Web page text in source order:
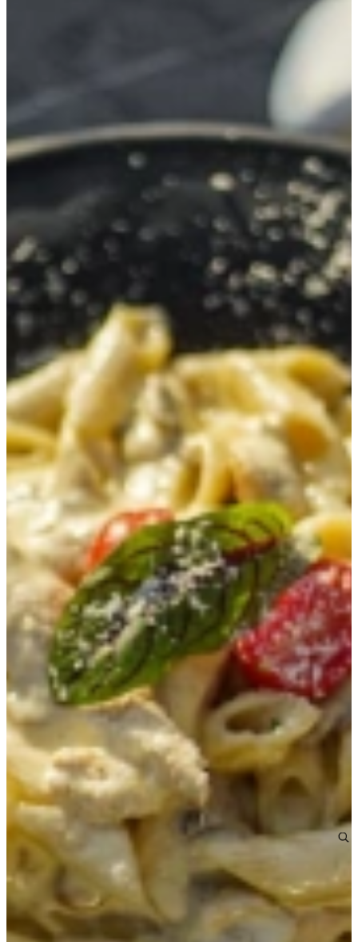
koken. Maak heerlijke romige risotto, tagliatelle met champignon
roomsaus en gepocheerde perzik in Chardonnay met mascarpone.
Chardonnay op tafel: 3 recepten met wijn
erin
Romige Chardonnay-risotto met citroen en peterselie
De Chardonnay geeft deze risotto extra diepte en een licht boterige
smaak. Extra lekker met de citroen en verse peterselie.
Ingrediënten
1 eetlepel olijfolie
1 teen knoflook
300 gram risottorijst
1 glas Chardonnay
1 liter bouillon
Parmezaanse kaas
Citroenrasp
Verse peterselie
Bereiding
Verhit de olie in een hapjespan.
Fruit de ui en knoflook.
Voeg de risotto toe en blus af met de chardonnay.
Laat inkoken en voeg beetje bij beetje bouillon toe.
Maak de risotto af met Parmezaanse kaas, citroen en
peterselie naar smaak.
Tagliatelle met romige Chardonnaysaus
Chardonnay combineert goed met room, champignons en tijm en de
saus wordt zacht en romig.
Ingrediënten
320 gram tagliatelle
Olie
Tijm
250 gram champignons
150 ml chardonnay
200 ml room
Bereiding
Kook de tagliatelle volgens de aanwijzingen op de
verpakking.
Verhit de olie in een pan.
Bak de champignons, tijm en knoflook 5 minuten en blus
af met de chardonnay.
Laat de chardonnay kort inkoken, voeg room toe en laat
zachtjes dikker worden.
Serveer de saus met tagliatelle.